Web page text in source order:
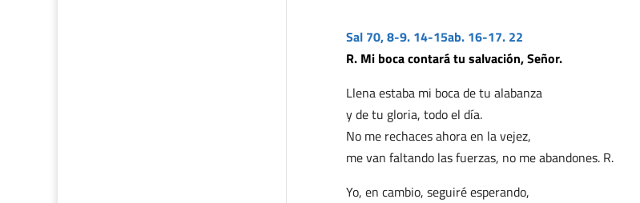
Sal 70, 8-9. 14-15ab. 16-17. 22
R. Mi boca contará tu salvación, Señor.
Llena estaba mi boca de tu alabanza
y de tu gloria, todo el día.
No me rechaces ahora en la vejez,
me van faltando las fuerzas, no me abandones. R.
Yo, en cambio, seguiré esperando,